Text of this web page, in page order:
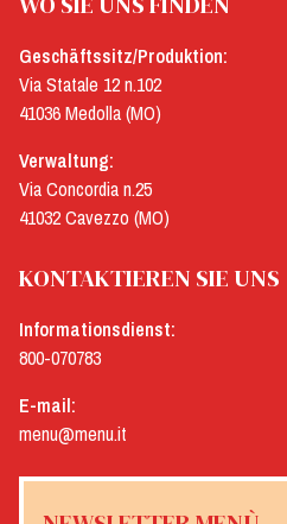
Geschäftssitz/Produktion:
Via Statale 12 n.102
41036 Medolla (MO)
Verwaltung:
Via Concordia n.25
41032 Cavezzo (MO)
KONTAKTIEREN SIE UNS
Informationsdienst:
800-070783
E-mail:
menu@menu.it